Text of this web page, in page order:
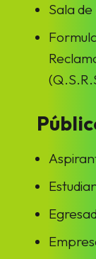
Sala